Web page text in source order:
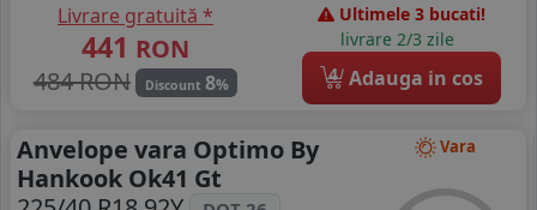
Livrare gratuită *
441 RON
484 RON
Discount 8%
Ultimele 3 bucati!
livrare 2/3 zile
4 Adauga in cos
Vara
Anvelope vara Optimo By
Hankook Ok41 Gt